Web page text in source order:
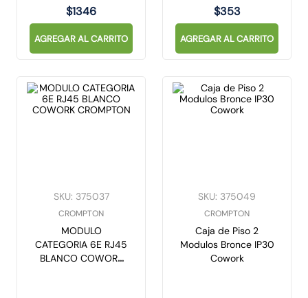
$1346
AGREGAR AL CARRITO
$353
AGREGAR AL CARRITO
SKU: 375037
CROMPTON
MODULO
CATEGORIA 6E RJ45
BLANCO COWORK
SKU: 375049
CROMPTON
Caja de Piso 2
Modulos Bronce IP30
Cowork